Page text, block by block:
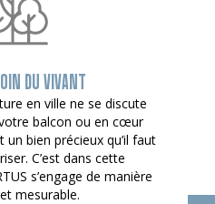
DU VIVANT
en ville ne se discute
balcon ou en cœur
un bien précieux qu’il faut
C’est dans cette
s’engage de manière
mesurable.